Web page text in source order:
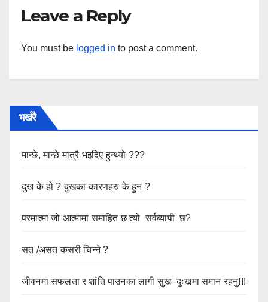
Leave a Reply
You must be logged in to post a comment.
भर्खरै
मान्छे, मान्छे मात्रै भइदिए हुन्थ्यो ???
दुख के हो ? दुखका कारणहरु के हुन ?
परमात्मा जो आत्मामा समाहित छ त्यो सर्वब्यापी छ?
सत /असत कसरी चिन्ने ?
जीवनमा सफलता र शांति पाउनका लागी सुख–दुःखमा समान रहनु!!!